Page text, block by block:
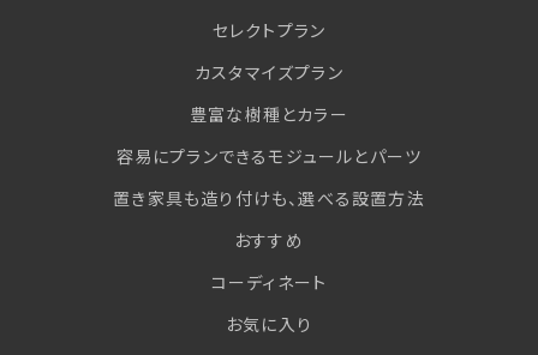
セレクトプラン
カスタマイズプラン
豊富な樹種とカラー
容易にプランできるモジュールとパーツ
置き家具も造り付けも、選べる設置方法
おすすめ
コーディネート
お気に入り